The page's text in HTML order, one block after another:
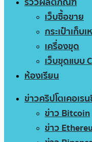
เว็บซื้อขาย
กระเป๋าเก็บ
เครื่องขุด
เว็บขุดแบบ
ห้องเรียน
ข่าวคริปโตเคอเร
ข่าว Bitcoin
ข่าว